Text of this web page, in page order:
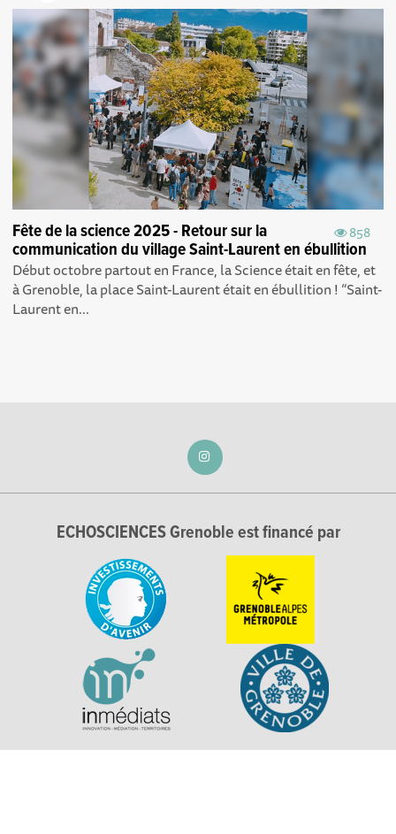
858
Fête de la science 2025 - Retour sur la
communication du village Saint-Laurent en ébullition
Début octobre partout en France, la Science était en fête, et
à Grenoble, la place Saint-Laurent était en ébullition ! “Saint-
Laurent en...
ECHOSCIENCES Grenoble est financé par